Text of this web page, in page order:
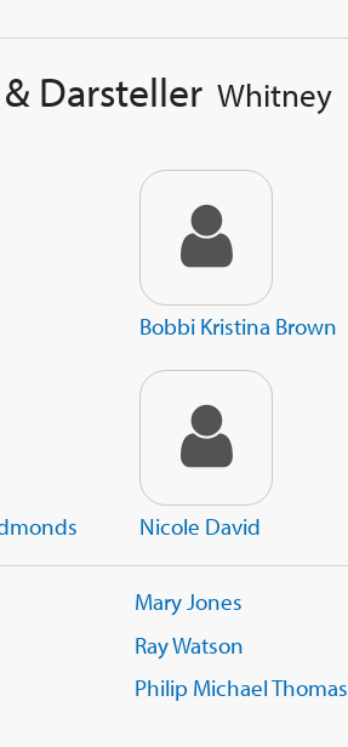
Darsteller Whitney
Bobbi Kristina Brown
Nicole David
Mary Jones
Ray Watson
Philip Michael Thomas